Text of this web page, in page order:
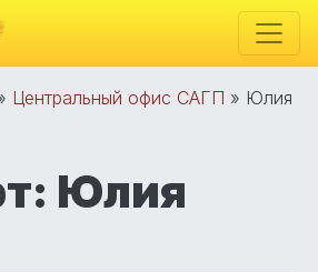
Центральный офис САГП » Юлия
Юлия